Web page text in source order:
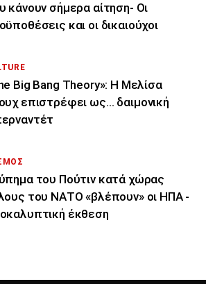
κάνουν σήμερα αίτηση- Οι
και οι δικαιούχοι
Big Bang Theory»: Η Μελίσα
επιστρέφει ως… δαιμονική
του Πούτιν κατά χώρας
του ΝΑΤΟ «βλέπουν» οι ΗΠΑ -
έκθεση